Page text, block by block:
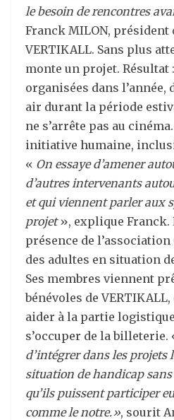
le besoin de rencontres
Franck MILON, président
VERTIKALL. Sans plus
monte un projet. Résultat
organisées dans l’année,
air durant la période
ne s’arrête pas au
initiative humaine,
« On essaye d’amener
d’autres intervenants
et qui viennent parler aux
projet», explique Franck.
présence de l’association
des adultes en situation
Ses membres viennent
bénévoles de
aider à la partie
s’occuper de la billeterie.
d’intégrer dans les projets
situation de handicap
qu’ils puissent participer
comme le notre.», sourit